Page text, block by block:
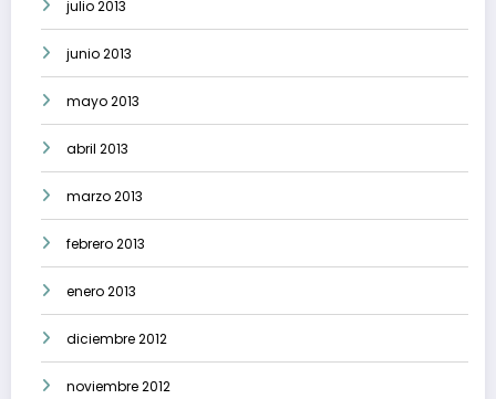
julio 2013
junio 2013
mayo 2013
abril 2013
marzo 2013
febrero 2013
enero 2013
diciembre 2012
noviembre 2012